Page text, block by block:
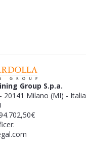
Group S.p.a.
20141 Milano (MI) - Italia